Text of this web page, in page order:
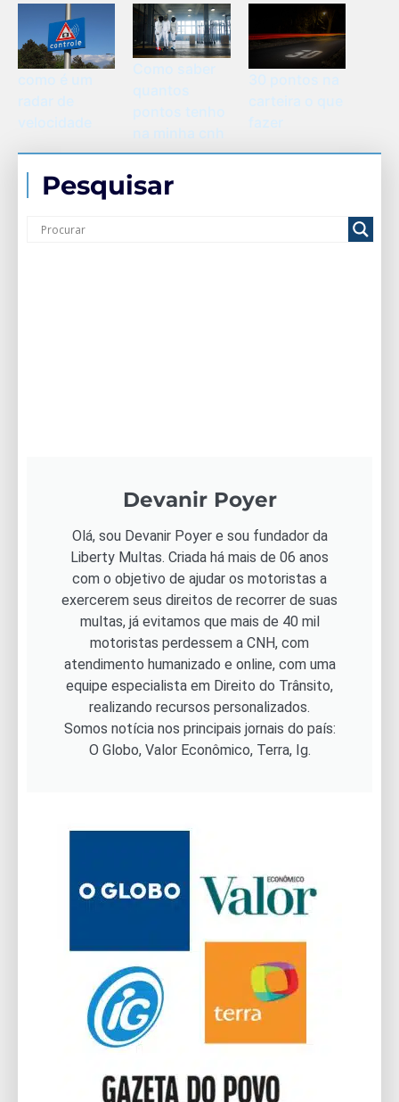
na minha cnh
Pesquisar
Devanir Poyer
Olá, sou Devanir Poyer e sou fundador da
Liberty Multas. Criada há mais de 06 anos
com o objetivo de ajudar os motoristas a
exercerem seus direitos de recorrer de suas
multas, já evitamos que mais de 40 mil
motoristas perdessem a CNH, com
atendimento humanizado e online, com uma
equipe especialista em Direito do Trânsito,
realizando recursos personalizados.
Somos notícia nos principais jornais do país:
O Globo, Valor Econômico, Terra, Ig.